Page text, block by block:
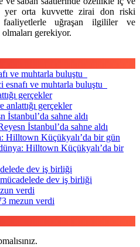
orta kuvvette zirai don riski
uğraşan ilgililer ve
gerekiyor.
esnafı ve muhtarla buluştu
anlattığı gerçekler
İstanbul’da sahne aldı
Hilltown Küçükyalı’da bir
dev iş birliği
mezun verdi